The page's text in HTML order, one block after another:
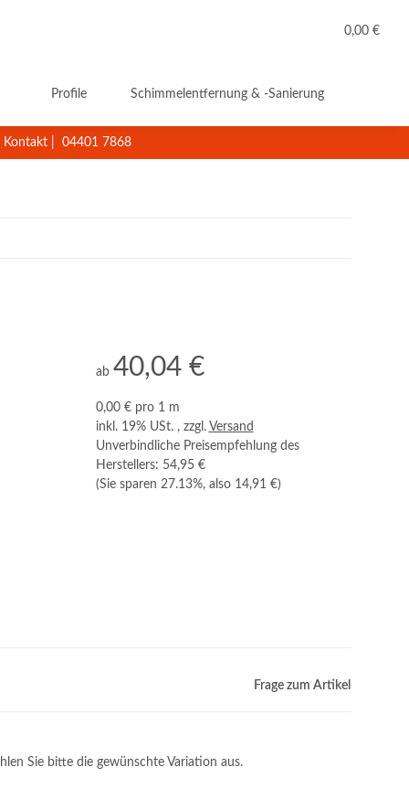
0,00 €
Profile Schimmelentfernung & -Sanierung
Kontakt 04401 7868
ab 40,04 €
0,00 € pro 1 m
inkl. 19% USt. , zzgl. Versand
Unverbindliche Preisempfehlung des
Herstellers: 54,95 €
(Sie sparen 27.13%, also 14,91 €)
Frage zum Artikel
Sie bitte die gewünschte Variation aus.